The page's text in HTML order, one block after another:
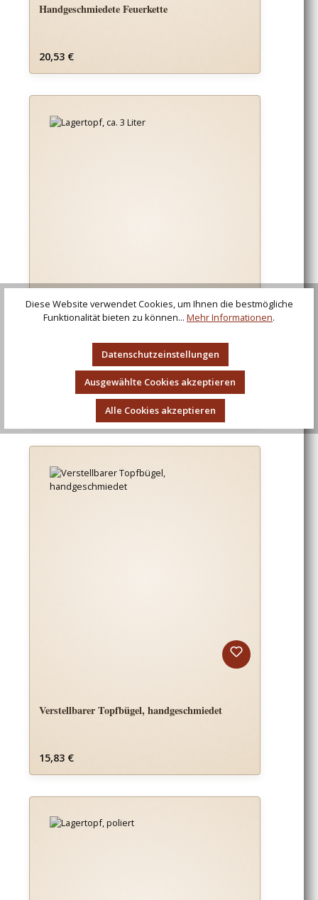
Handgeschmiedete Feuerkette
Regulärer Preis:
20,53 €
Lagertopf, ca. 3 Liter
Regulärer Preis:
Verstellbarer Topfbügel, handgeschmiedet
Regulärer Preis:
15,83 €
Diese Website verwendet Cookies, um Ihnen die bestmögliche
Funktionalität bieten zu können... Mehr Informationen.
Datenschutzeinstellungen
Ausgewählte Cookies akzeptieren
Alle Cookies akzeptieren